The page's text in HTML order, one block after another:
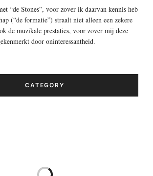
“de Stones”, voor zover ik daarvan kennis heb
(“de formatie”) straalt niet alleen een zekere
de muzikale prestaties, voor zover mij deze
door oninteressantheid.
CATEGORY